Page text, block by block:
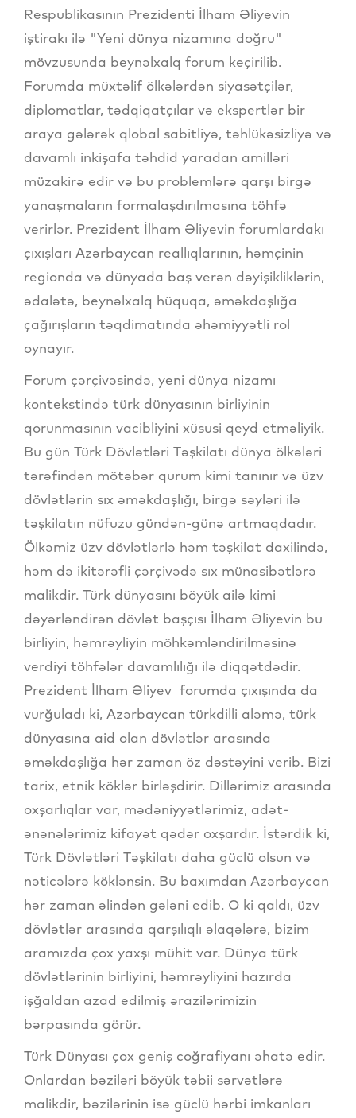
Respublikasının Prezidenti İlham Əliyevin
iştirakı ilə "Yeni dünya nizamına doğru"
mövzusunda beynəlxalq forum keçirilib.
Forumda müxtəlif ölkələrdən siyasətçilər,
diplomatlar, tədqiqatçılar və ekspertlər bir
araya gələrək qlobal sabitliyə, təhlükəsizliyə və
davamlı inkişafa təhdid yaradan amilləri
müzakirə edir və bu problemlərə qarşı birgə
yanaşmaların formalaşdırılmasına töhfə
verirlər. Prezident İlham Əliyevin forumlardakı
çıxışları Azərbaycan reallıqlarının, həmçinin
regionda və dünyada baş verən dəyişikliklərin,
ədalətə, beynəlxalq hüquqa, əməkdaşlığa
çağırışların təqdimatında əhəmiyyətli rol
oynayır.
Forum çərçivəsində, yeni dünya nizamı
kontekstində türk dünyasının birliyinin
qorunmasının vacibliyini xüsusi qeyd etməliyik.
Bu gün Türk Dövlətləri Təşkilatı dünya ölkələri
tərəfindən mötəbər qurum kimi tanınır və üzv
dövlətlərin sıx əməkdaşlığı, birgə səyləri ilə
təşkilatın nüfuzu gündən-günə artmaqdadır.
Ölkəmiz üzv dövlətlərlə həm təşkilat daxilində,
həm də ikitərəfli çərçivədə sıx münasibətlərə
malikdir. Türk dünyasını böyük ailə kimi
dəyərləndirən dövlət başçısı İlham Əliyevin bu
birliyin, həmrəyliyin möhkəmləndirilməsinə
verdiyi töhfələr davamlılığı ilə diqqətdədir.
Prezident İlham Əliyev forumda çıxışında da
vurğuladı ki, Azərbaycan türkdilli aləmə, türk
dünyasına aid olan dövlətlər arasında
əməkdaşlığa hər zaman öz dəstəyini verib. Bizi
tarix, etnik köklər birləşdirir. Dillərimiz arasında
oxşarlıqlar var, mədəniyyətlərimiz, adət-
ənənələrimiz kifayət qədər oxşardır. İstərdik ki,
Türk Dövlətləri Təşkilatı daha güclü olsun və
nəticələrə köklənsin. Bu baxımdan Azərbaycan
hər zaman əlindən gələni edib. O ki qaldı, üzv
dövlətlər arasında qarşılıqlı əlaqələrə, bizim
aramızda çox yaxşı mühit var. Dünya türk
dövlətlərinin birliyini, həmrəyliyini hazırda
işğaldan azad edilmiş ərazilərimizin
bərpasında görür.
Türk Dünyası çox geniş coğrafiyanı əhatə edir.
Onlardan bəziləri böyük təbii sərvətlərə
malikdir, bəzilərinin isə güclü hərbi imkanları